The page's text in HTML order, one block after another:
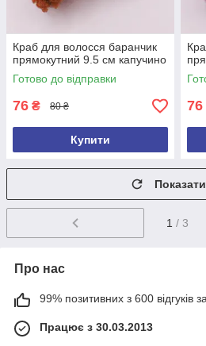
Краб для волосся баранчик
прямокутний 9.5 см капучино
Готово до відправки
76 ₴ 80 ₴
Купити
76
1 / 3
Про нас
99% позитивних з 600 відгуків
Працює з 30.03.2013